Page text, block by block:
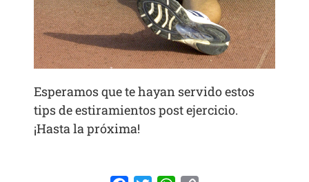
Esperamos que te hayan servido estos
tips de estiramientos post ejercicio.
¡Hasta la próxima!